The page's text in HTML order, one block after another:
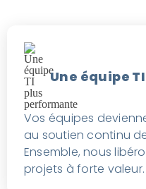
Une équipe
Vos équipes
au soutien continu
Ensemble, nous
projets à forte valeur.